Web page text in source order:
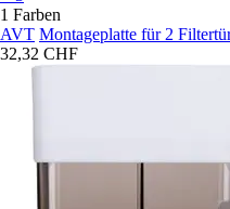
1 Farben
AVT Montageplatte für 2
32,32 CHF